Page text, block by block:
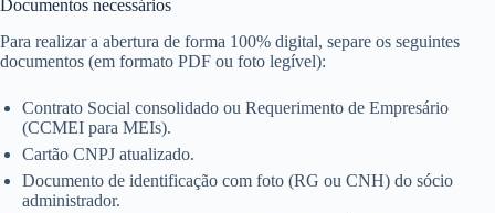
Documentos necessários
Para realizar a abertura de forma 100% digital, separe os seguintes
documentos (em formato PDF ou foto legível):
Contrato Social consolidado ou Requerimento de Empresário
(CCMEI para MEIs).
Cartão CNPJ atualizado.
Documento de identificação com foto (RG ou CNH) do sócio
administrador.